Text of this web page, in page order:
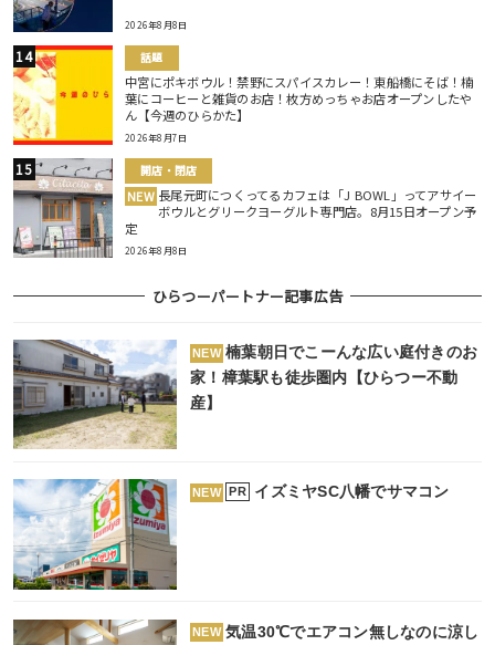
2026年8月8日
話題
中宮にポキボウル！禁野にスパイスカレー！東船橋にそば！楠
葉にコーヒーと雑貨のお店！枚方めっちゃお店オープンしたや
ん【今週のひらかた】
2026年8月7日
開店・閉店
NEW 長尾元町につくってるカフェは「J BOWL」ってアサイー
ボウルとグリークヨーグルト専門店。8月15日オープン予
定
2026年8月8日
ひらつーパートナー記事広告
NEW 楠葉朝日でこーんな広い庭付きのお
家！樟葉駅も徒歩圏内【ひらつー不動
産】
NEW PR イズミヤSC八幡でサマコン
NEW 気温30℃でエアコン無しなのに涼し